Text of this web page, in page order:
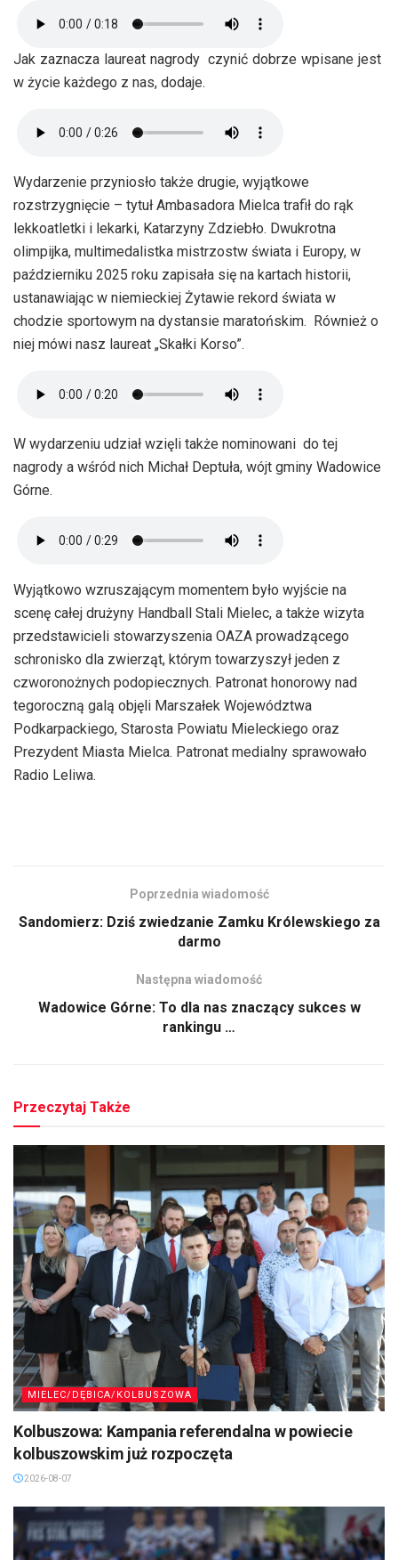
Jak zaznacza laureat nagrody czynić dobrze wpisane jest
w życie każdego z nas, dodaje.
Wydarzenie przyniosło także drugie, wyjątkowe
rozstrzygnięcie – tytuł Ambasadora Mielca trafił do rąk
lekkoatletki i lekarki, Katarzyny Zdziebło. Dwukrotna
olimpijka, multimedalistka mistrzostw świata i Europy, w
październiku 2025 roku zapisała się na kartach historii,
ustanawiając w niemieckiej Żytawie rekord świata w
chodzie sportowym na dystansie maratońskim. Również o
niej mówi nasz laureat „Skałki Korso”.
W wydarzeniu udział wzięli także nominowani do tej
nagrody a wśród nich Michał Deptuła, wójt gminy Wadowice
Górne.
Wyjątkowo wzruszającym momentem było wyjście na
scenę całej drużyny Handball Stali Mielec, a także wizyta
przedstawicieli stowarzyszenia OAZA prowadzącego
schronisko dla zwierząt, którym towarzyszył jeden z
czworonożnych podopiecznych. Patronat honorowy nad
tegoroczną galą objęli Marszałek Województwa
Podkarpackiego, Starosta Powiatu Mieleckiego oraz
Prezydent Miasta Mielca. Patronat medialny sprawowało
Radio Leliwa.
Poprzednia wiadomość
Sandomierz: Dziś zwiedzanie Zamku Królewskiego za
darmo
Następna wiadomość
Wadowice Górne: To dla nas znaczący sukces w
rankingu …
Przeczytaj Także
MIELEC/DĘBICA/KOLBUSZOWA
Kolbuszowa: Kampania referendalna w powiecie
kolbuszowskim już rozpoczęta
2026-08-07